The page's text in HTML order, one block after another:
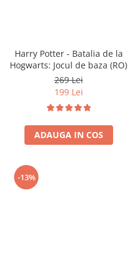
Harry Potter - Batalia de la
Hogwarts: Jocul de baza (RO)
269 Lei
199 Lei
ADAUGA IN COS
-13%